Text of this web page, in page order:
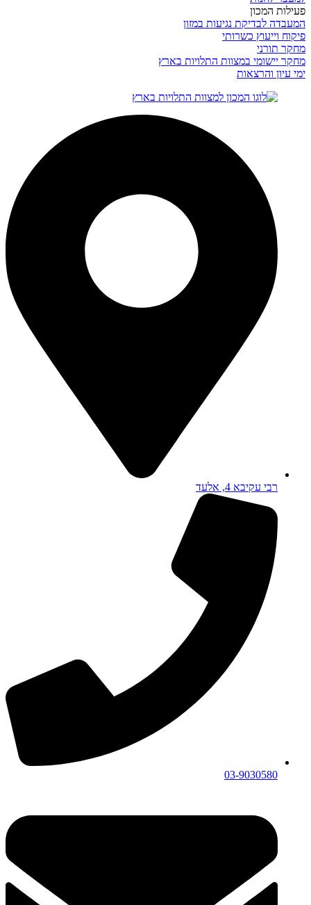
פעילות המכון
המעבדה לבדיקת נגיעות במזון
פיקוח וייעוץ כשרותי
מחקר תורני
מחקר יישומי במצוות התלויות בארץ
ימי עיון והרצאות
רבי עקיבא 4, אלעד
03-9030580